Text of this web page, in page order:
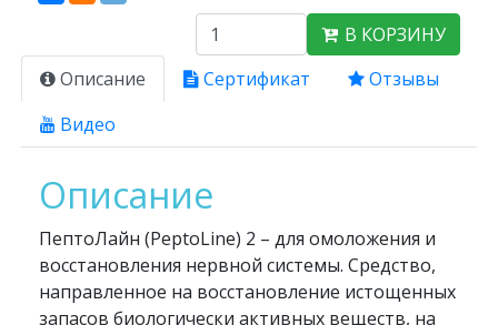
В КОРЗИНУ
Описание
Сертификат
Отзывы
Видео
Описание
ПептоЛайн (PeptoLine) 2 – для омоложения и
восстановления нервной системы. Средство,
направленное на восстановление истощенных
запасов биологически активных веществ, на